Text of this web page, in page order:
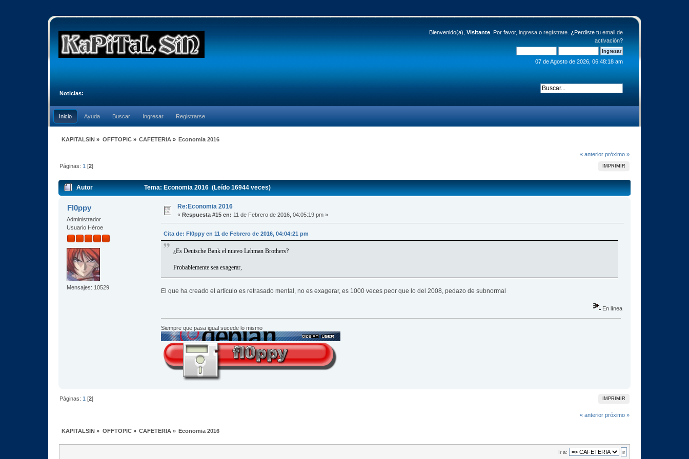
Bienvenido(a), Visitante. Por favor, ingresao regístrate. ¿Perdiste tu email de
activación?
07 de Agosto de 2026, 06:48:18 am
Noticias:
Inicio Ayuda Buscar Ingresar Registrarse
KAPITALSIN » OFFTOPIC» CAFETERIA » Economia 2016
« anterior próximo »
IMPRIMIR
Páginas: 1 [2]
Autor Tema: Economia 2016 (Leído 16944 veces)
Fl0ppy
Administrador
Usuario Héroe
Mensajes: 10529
Re:Economia 2016
«Respuesta #15 en: 11 de Febrero de 2016, 04:05:19 pm »
Cita de: Fl0ppy en 11 de Febrero de 2016, 04:04:21 pm
¿Es Deutsche Bank el nuevo Lehman Brothers?
Probablemente sea exagerar,
El que ha creado el artículo es retrasado mental, no es exagerar, es 1000 veces peor que lo del 2008, pedazo de subnormal
En línea
Siempre que pasa igual sucede lo mismo
IMPRIMIR
Páginas: 1 [2]
« anterior próximo »
KAPITALSIN » OFFTOPIC» CAFETERIA » Economia 2016
Ir a: